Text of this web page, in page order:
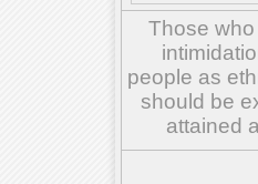
Those
people as
should be
attained